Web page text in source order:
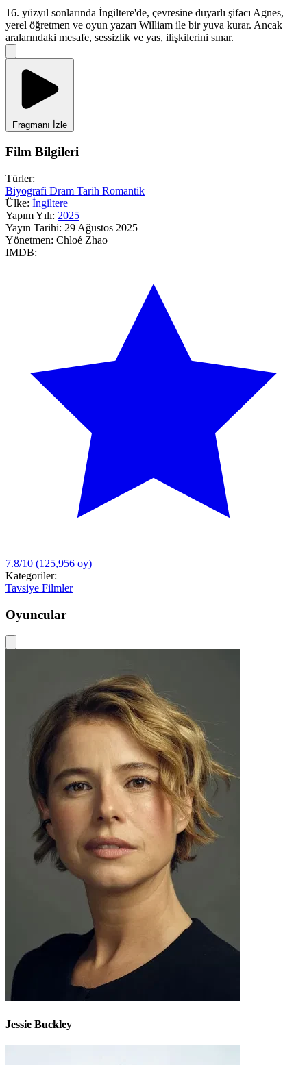
16. yüzyıl sonlarında İngiltere'de, çevresine duyarlı şifacı Agnes,
yerel öğretmen ve oyun yazarı William ile bir yuva kurar. Ancak
aralarındaki mesafe, sessizlik ve yas, ilişkilerini sınar.
Fragmanı İzle
Film Bilgileri
Türler:
Biyografi Dram Tarih Romantik
Ülke: İngiltere
Yapım Yılı: 2025
Yayın Tarihi: 29 Ağustos 2025
Yönetmen: Chloé Zhao
IMDB:
7.8/10 (125,956 oy)
Kategoriler:
Tavsiye Filmler
Oyuncular
Jessie Buckley